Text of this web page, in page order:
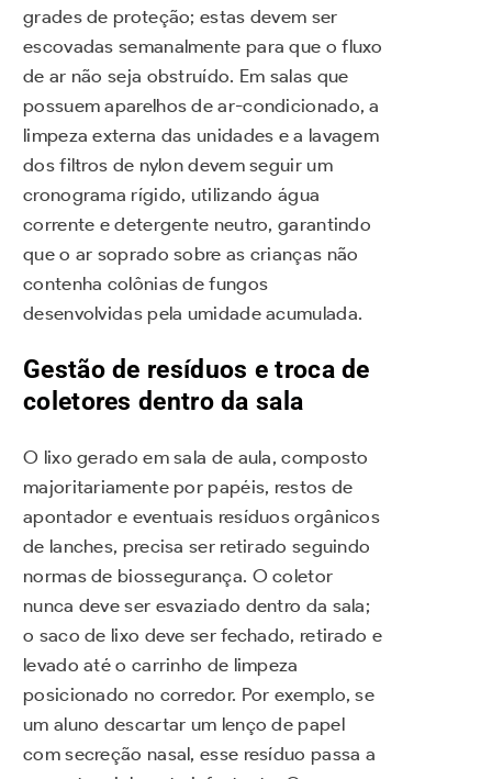
grades de proteção; estas devem ser
escovadas semanalmente para que o fluxo
de ar não seja obstruído. Em salas que
possuem aparelhos de ar-condicionado, a
limpeza externa das unidades e a lavagem
dos filtros de nylon devem seguir um
cronograma rígido, utilizando água
corrente e detergente neutro, garantindo
que o ar soprado sobre as crianças não
contenha colônias de fungos
desenvolvidas pela umidade acumulada.
Gestão de resíduos e troca de
coletores dentro da sala
O lixo gerado em sala de aula, composto
majoritariamente por papéis, restos de
apontador e eventuais resíduos orgânicos
de lanches, precisa ser retirado seguindo
normas de biossegurança. O coletor
nunca deve ser esvaziado dentro da sala;
o saco de lixo deve ser fechado, retirado e
levado até o carrinho de limpeza
posicionado no corredor. Por exemplo, se
um aluno descartar um lenço de papel
com secreção nasal, esse resíduo passa a